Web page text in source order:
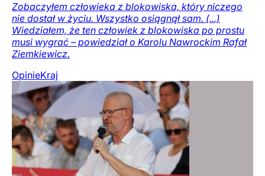
Zobaczyłem człowieka z blokowiska, który niczego
nie dostał w życiu. Wszystko osiągnął sam. (...)
Wiedziałem, że ten człowiek z blokowiska po prostu
musi wygrać – powiedział o Karolu Nawrockim Rafał
Ziemkiewicz.
OpinieKraj